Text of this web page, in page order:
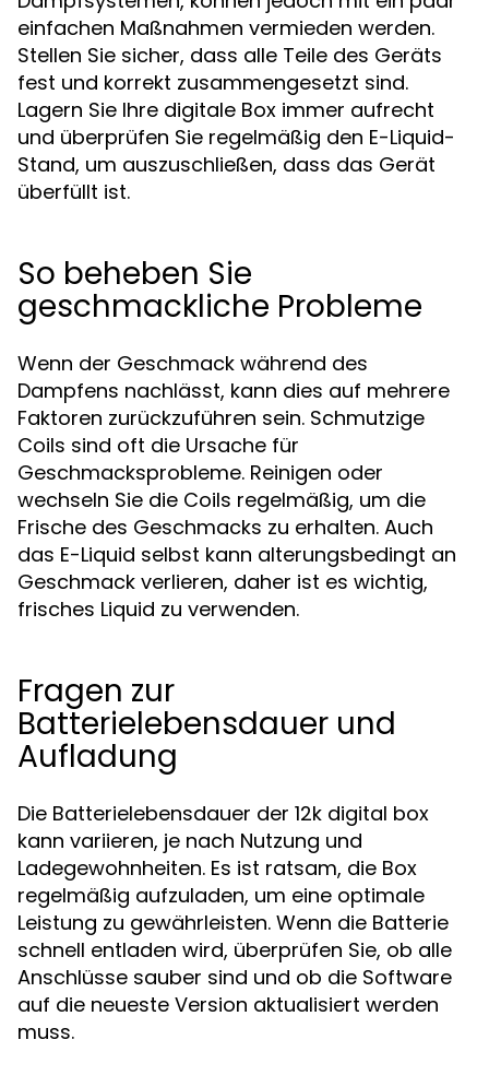
einfachen Maßnahmen vermieden werden.
Stellen Sie sicher, dass alle Teile des Geräts
fest und korrekt zusammengesetzt sind.
Lagern Sie Ihre digitale Box immer aufrecht
und überprüfen Sie regelmäßig den E-Liquid-
Stand, um auszuschließen, dass das Gerät
überfüllt ist.
So beheben Sie
geschmackliche Probleme
Wenn der Geschmack während des
Dampfens nachlässt, kann dies auf mehrere
Faktoren zurückzuführen sein. Schmutzige
Coils sind oft die Ursache für
Geschmacksprobleme. Reinigen oder
wechseln Sie die Coils regelmäßig, um die
Frische des Geschmacks zu erhalten. Auch
das E-Liquid selbst kann alterungsbedingt an
Geschmack verlieren, daher ist es wichtig,
frisches Liquid zu verwenden.
Fragen zur
Batterielebensdauer und
Aufladung
Die Batterielebensdauer der 12k digital box
kann variieren, je nach Nutzung und
Ladegewohnheiten. Es ist ratsam, die Box
regelmäßig aufzuladen, um eine optimale
Leistung zu gewährleisten. Wenn die Batterie
schnell entladen wird, überprüfen Sie, ob alle
Anschlüsse sauber sind und ob die Software
auf die neueste Version aktualisiert werden
muss.